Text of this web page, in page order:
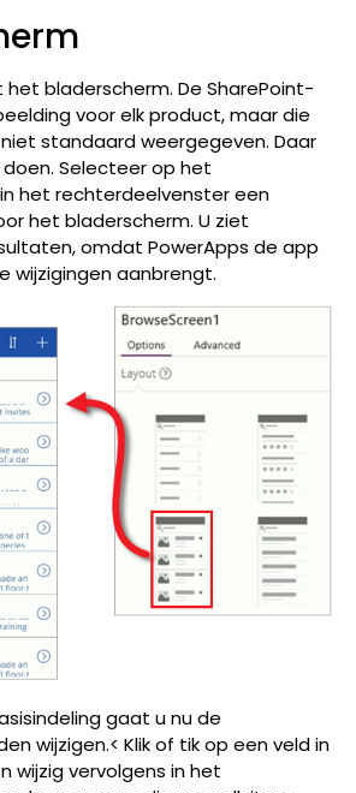
bladerscherm. De SharePoint-
voor elk product, maar die
standaard weergegeven. Daar
Selecteer op het
in het rechterdeelvenster een
het bladerscherm. U ziet
omdat PowerApps de app
wijzigingen aanbrengt.
gaat u nu de
wijzigen.< Klik of tik op een veld in
wijzig vervolgens in het